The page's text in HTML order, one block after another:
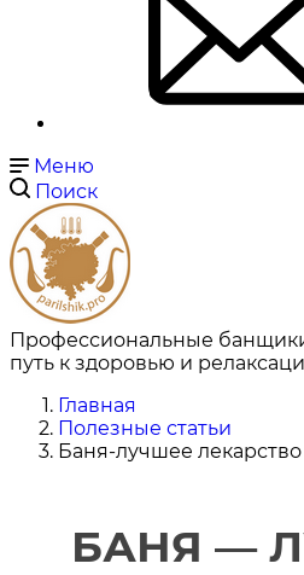
Меню
Поиск
Профессиональные
путь к здоровью и
Главная
Полезные статьи
Баня-лучшее
БАНЯ —